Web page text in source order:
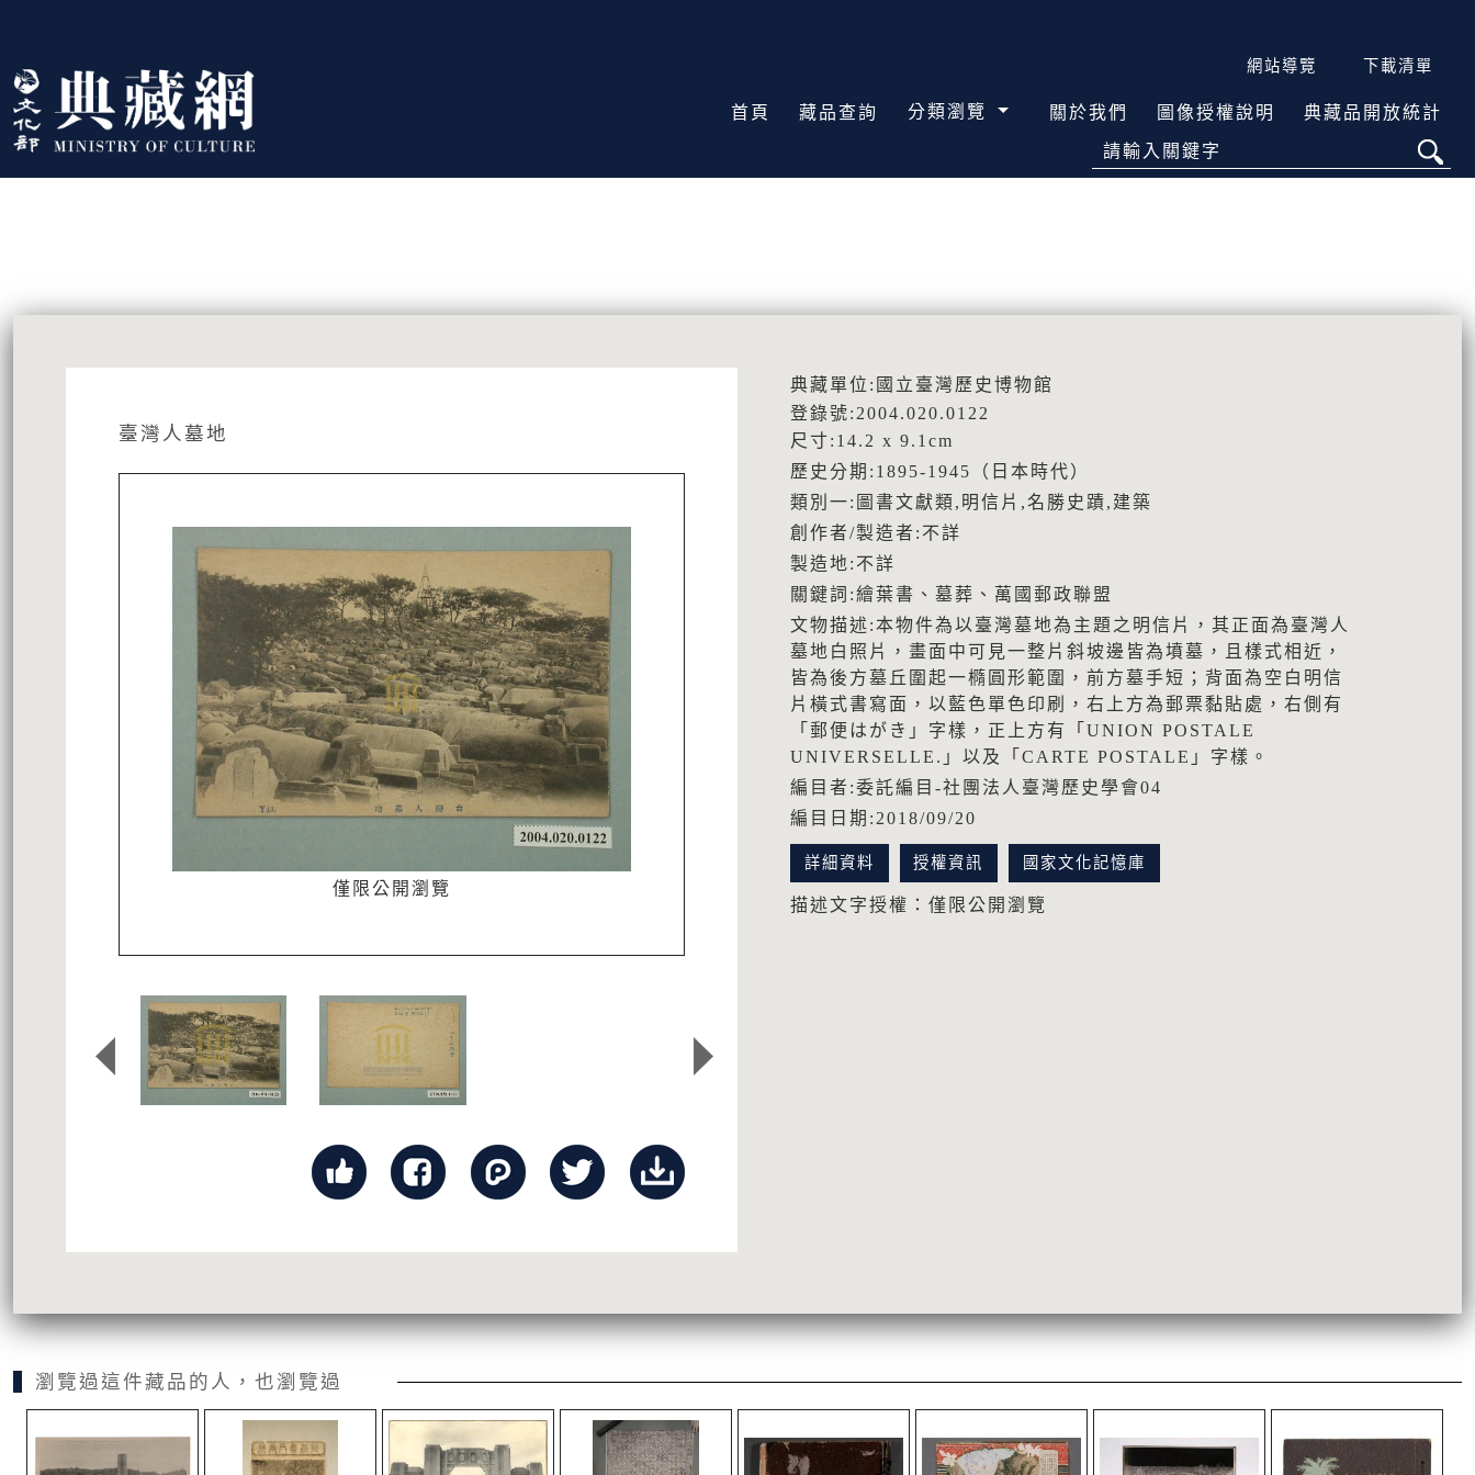
:::
網站導覽 下載清單
首頁 藏品查詢 分類瀏覽 關於我們 圖像授權說明 典藏品開放統計
請輸入關鍵字
臺灣人墓地
僅限公開瀏覽
典藏單位:國立臺灣歷史博物館
登錄號:2004.020.0122
尺寸:14.2 x 9.1cm
歷史分期:1895-1945（日本時代）
類別一:圖書文獻類,明信片,名勝史蹟,建築
創作者/製造者:不詳
製造地:不詳
關鍵詞:繪葉書、墓葬、萬國郵政聯盟
文物描述:本物件為以臺灣墓地為主題之明信片，其正面為臺灣人
墓地白照片，畫面中可見一整片斜坡邊皆為墳墓，且樣式相近，
皆為後方墓丘圍起一橢圓形範圍，前方墓手短；背面為空白明信
片橫式書寫面，以藍色單色印刷，右上方為郵票黏貼處，右側有
「郵便はがき」字樣，正上方有「UNION POSTALE
UNIVERSELLE.」以及「CARTE POSTALE」字樣。
編目者:委託編目-社團法人臺灣歷史學會04
編目日期:2018/09/20
詳細資料 授權資訊 國家文化記憶庫
描述文字授權：僅限公開瀏覽
瀏覽過這件藏品的人，也瀏覽過